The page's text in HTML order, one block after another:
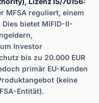
MFSA reguliert, einem
bietet MiFID-II-
Investor
bis zu 20.000 EUR
primär EU-Kunden
(keine
Entität).